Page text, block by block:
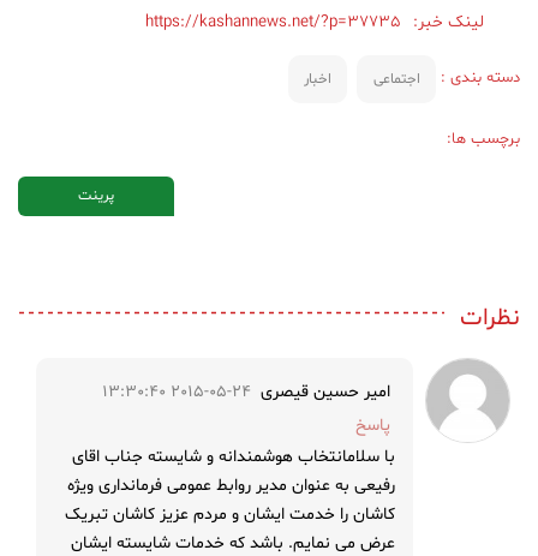
لینک خبر: https://kashannews.net/?p=37735
دسته بندی : اجتماعی اخبار
برچسب ها:
پرینت
نظرات
امیر حسین قیصری 2015-05-24 13:30:40
پاسخ
با سلامانتخاب هوشمندانه و شایسته جناب اقای
رفیعی به عنوان مدیر روابط عمومی فرمانداری ویژه
کاشان را خدمت ایشان و مردم عزیز کاشان تبریک
عرض می نمایم. باشد که خدمات شایسته ایشان